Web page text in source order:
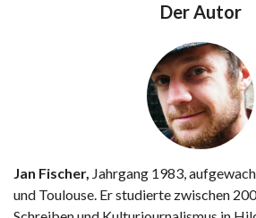
Der Autor
Jan Fischer, Jahrgang 1983,
und Toulouse. Er studierte zwischen